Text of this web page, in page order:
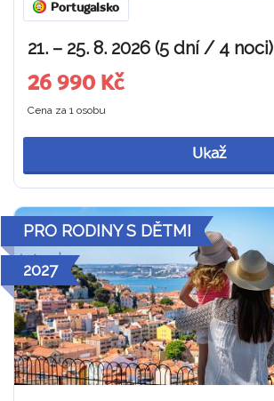
Portugalsko
21. – 25. 8. 2026 (5 dní / 4 noci)
26 990 Kč
Cena za 1 osobu
Ukaž
PRO RODINY S DĚTMI
2027